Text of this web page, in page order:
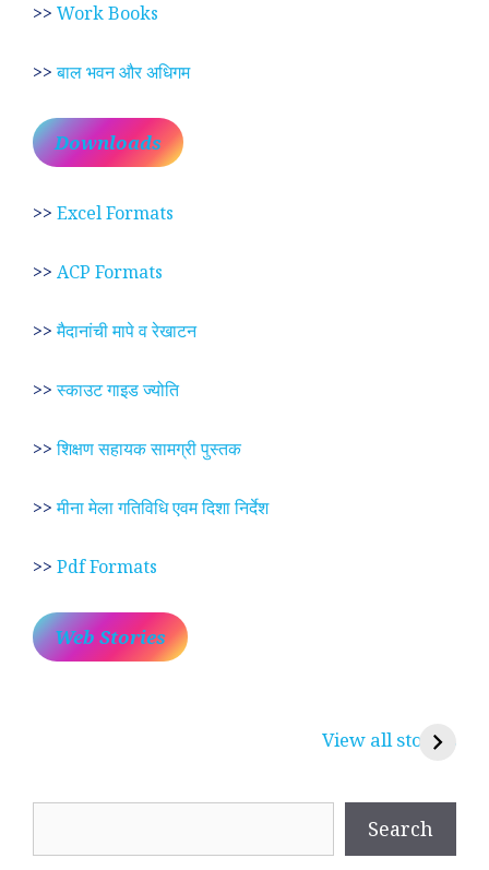
>> Work Books
>>बाल भवन और अधिगम
Downloads
>> Excel Formats
>> ACP Formats
>>मैदानांची मापे व रेखाटन
>>स्काउट गाइड ज्योति
>>शिक्षण सहायक सामग्री पुस्तक
>>मीना मेला गतिविधि एवम दिशा निर्देश
>> Pdf Formats
Web Stories
View all stories
रामसा पीर, रुणेचा रा
Search